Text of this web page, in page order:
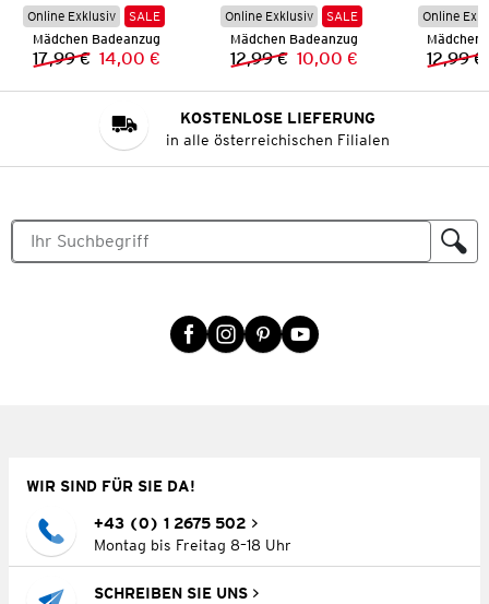
Online Exklusiv
SALE
Mädchen Badeanzug
Vorheriger Preis:
17,99 € Neuer Preis:
14,00 €
Online Exklusiv
SALE
Mädchen Badeanzug
Vorheriger Preis:
12,99 € Neuer Preis:
10,00 €
Online
Mädchen
12,99 €
KOSTENLOSE LIEFERUNG
in alle österreichischen Filialen
WIR SIND FÜR SIE DA!
+43 (0) 1 2675 502
Montag bis Freitag 8–18 Uhr
SCHREIBEN SIE UNS